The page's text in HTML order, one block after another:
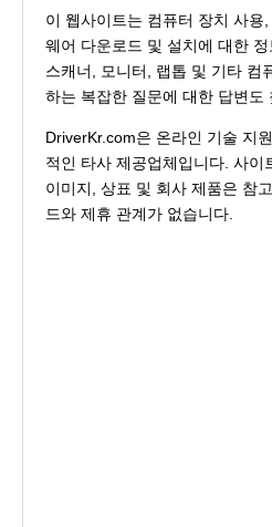
이 웹사이트는 컴퓨터 장치 사용
웨어 다운로드 및 설치에 대한 정
스캐너, 모니터, 랩톱 및 기타 컴
하는 복잡한 질문에 대한 답변도
DriverKr.com은 온라인 기술 지
적인 타사 제공업체입니다. 사이
이미지, 상표 및 회사 제품은 참
드와 제휴 관계가 없습니다.